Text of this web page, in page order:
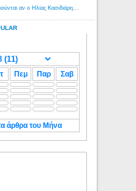
Αμερικανοί ρατσιστές αναρωτιούνται αν ο Ηλίας Κασιδιάρης ανήκει στη λευκή φυλή... - Λόγιος Ερμής
Πεμ Παρ Σαβ
άρθρα του Μήνα